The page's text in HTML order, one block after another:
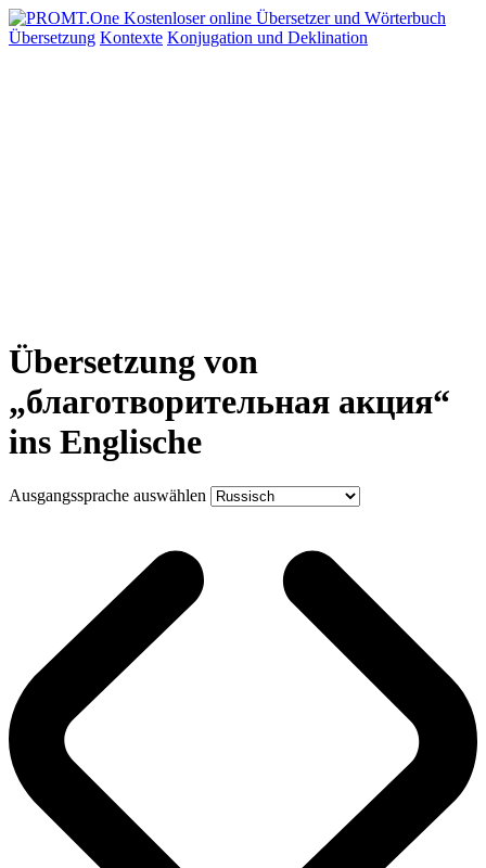
Übersetzung Kontexte Konjugation und Deklination
Übersetzung von
„благотворительная акция“
ins Englische
Ausgangssprache auswählen